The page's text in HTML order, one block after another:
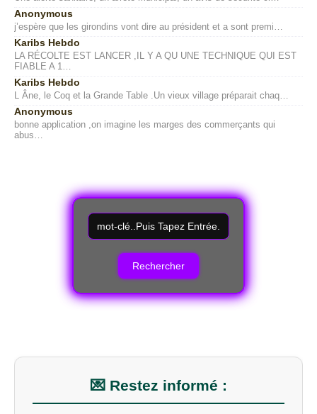
Anonymous
j’espère que les girondins vont dire au président et a sont premi…
Karibs Hebdo
LA RÉCOLTE EST LANCER ,IL Y A QU UNE TECHNIQUE QUI EST
FIABLE A 1…
Karibs Hebdo
L Âne, le Coq et la Grande Table .Un vieux village préparait chaq…
Anonymous
bonne application ,on imagine les marges des commerçants qui
abus…
R
e
c
m
o
t
💌 Restez informé :